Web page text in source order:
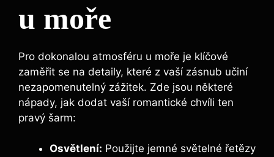
u moře
Pro dokonalou atmosféru u moře je klíčové
zaměřit se na detaily, které z vaší zásnub učiní
nezapomenutelný zážitek. Zde jsou některé
nápady, jak dodat vaší romantické chvíli ten
pravý šarm:
Osvětlení: Použijte jemné světelné řetězy